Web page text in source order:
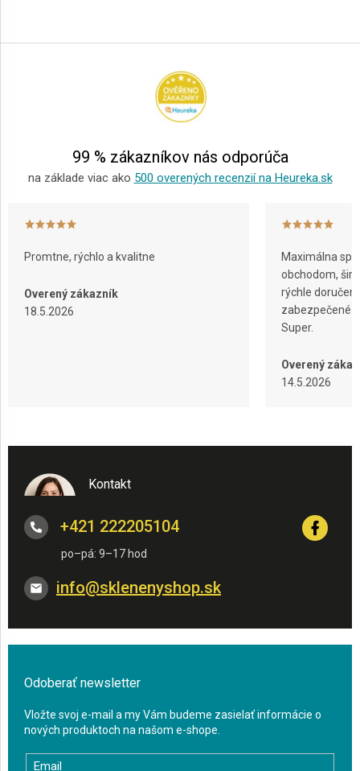
á
99 % zákazníkov nás odporúča
na základe viac ako 500 overených recenzií na Heureka.sk
Promtne, rýchlo a kvalitne
Overený zákazník
18.5.2026
Maximálna
obchodom,
rýchle
zabezpečené
Super.
Overený
14.5.2026
Kontakt
info@sklenenyshop.sk
+421 222205104
Odoberať newsletter
Vložte svoj e-mail a my Vám budeme zasielať informácie o
nových produktoch na našom e-shope.
Email